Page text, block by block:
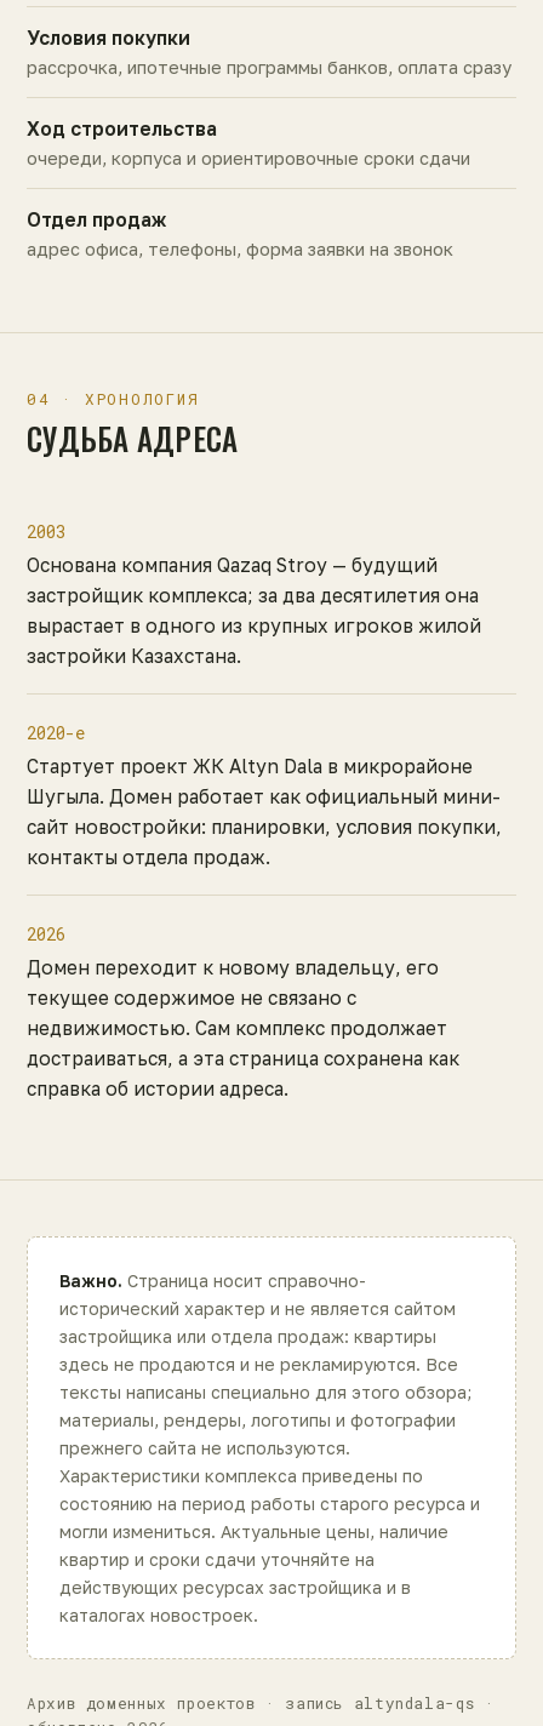
Условия покупки
рассрочка, ипотечные программы банков, оплата сразу
Ход строительства
очереди, корпуса и ориентировочные сроки сдачи
Отдел продаж
адрес офиса, телефоны, форма заявки на звонок
04 · ХРОНОЛОГИЯ
СУДЬБА АДРЕСА
2003
Основана компания Qazaq Stroy — будущий
застройщик комплекса; за два десятилетия она
вырастает в одного из крупных игроков жилой
застройки Казахстана.
2020-е
Стартует проект ЖК Altyn Dala в микрорайоне
Шугыла. Домен работает как официальный мини-
сайт новостройки: планировки, условия покупки,
контакты отдела продаж.
2026
Домен переходит к новому владельцу, его
текущее содержимое не связано с
недвижимостью. Сам комплекс продолжает
достраиваться, а эта страница сохранена как
справка об истории адреса.
Важно. Страница носит справочно-
исторический характер и не является сайтом
застройщика или отдела продаж: квартиры
здесь не продаются и не рекламируются. Все
тексты написаны специально для этого обзора;
материалы, рендеры, логотипы и фотографии
прежнего сайта не используются.
Характеристики комплекса приведены по
состоянию на период работы старого ресурса и
могли измениться. Актуальные цены, наличие
квартир и сроки сдачи уточняйте на
действующих ресурсах застройщика и в
каталогах новостроек.
Архив доменных проектов · запись altyndala-qs ·